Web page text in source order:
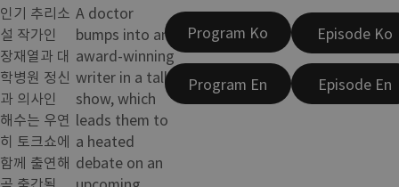
인기 추리소
설 작가인
장재열과 대
학병원 정신
과 의사인
해수는 우연
히 토크쇼에
함께 출연해
A doctor
bumps into an
award-winning
writer in a talk
show, which
leads them to
a heated
debate on an
Program Ko
Program En
Episode Ko
Episode En